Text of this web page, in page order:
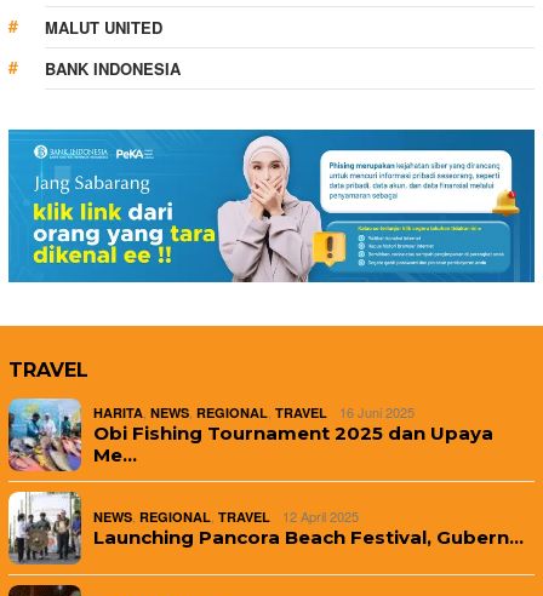
MALUT UNITED
BANK INDONESIA
TRAVEL
HARITA NEWS REGIONAL TRAVEL 16 Juni 2025
Obi Fishing Tournament 2025 dan Upaya
Me…
NEWS REGIONAL TRAVEL 12 April 2025
Launching Pancora Beach Festival, Gubern…